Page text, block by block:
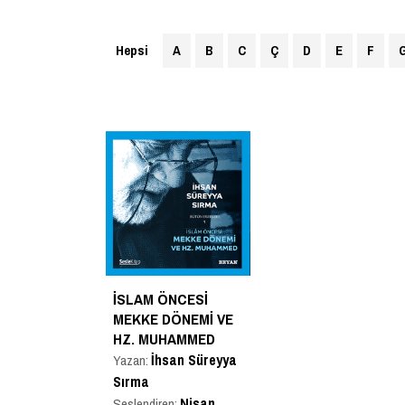
Hepsi A B C Ç D E F
İSLAM ÖNCESI
MEKKE DÖNEMI VE
HZ. MUHAMMED
Yazan:İhsan Süreyya
Sırma